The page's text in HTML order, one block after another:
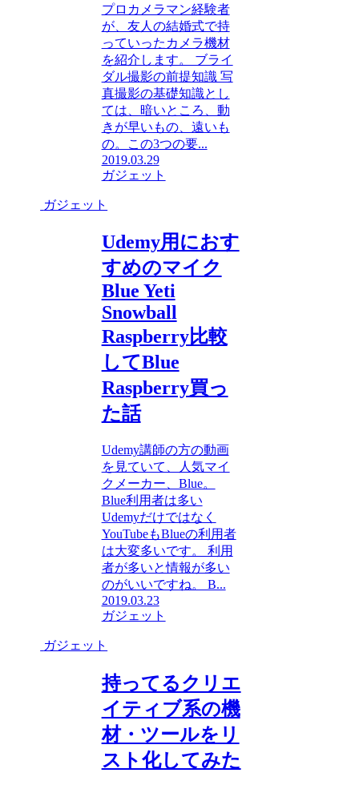
プロカメラマン経験者
が、友人の結婚式で持
っていったカメラ機材
を紹介します。 ブライ
ダル撮影の前提知識 写
真撮影の基礎知識とし
ては、暗いところ、動
きが早いもの、遠いも
の。この3つの要...
2019.03.29
ガジェット
ガジェット
Udemy用におす
すめのマイク
Blue Yeti
Snowball
Raspberry比較
してBlue
Raspberry買っ
た話
Udemy講師の方の動画
を見ていて、人気マイ
クメーカー、Blue。
Blue利用者は多い
Udemyだけではなく
YouTubeもBlueの利用者
は大変多いです。 利用
者が多いと情報が多い
のがいいですね。 B...
2019.03.23
ガジェット
ガジェット
持ってるクリエ
イティブ系の機
材・ツールをリ
スト化してみた